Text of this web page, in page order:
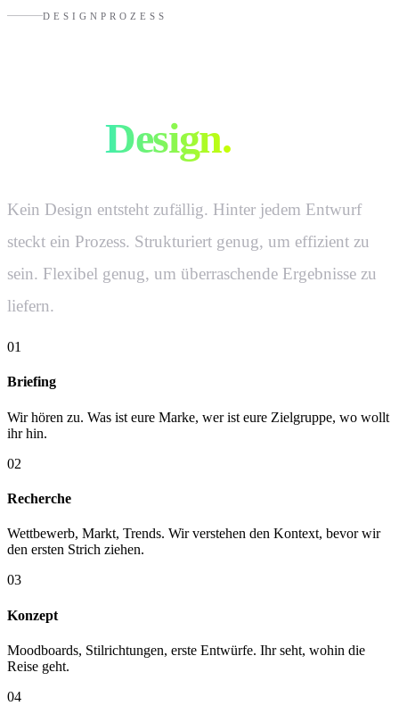
DESIGNPROZESS
gutesDesign.
Kein Design entsteht zufällig. Hinter jedem Entwurf
steckt ein Prozess. Strukturiert genug, um effizient zu
sein. Flexibel genug, um überraschende Ergebnisse zu
liefern.
01
Briefing
Wir hören zu. Was ist eure Marke, wer ist eure Zielgruppe, wo wollt
ihr hin.
02
Recherche
Wettbewerb, Markt, Trends. Wir verstehen den Kontext, bevor wir
den ersten Strich ziehen.
03
Konzept
Moodboards, Stilrichtungen, erste Entwürfe. Ihr seht, wohin die
Reise geht.
04